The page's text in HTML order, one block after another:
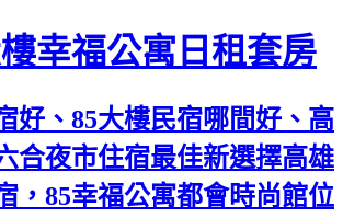
幸福公寓日租套房
好、85大樓民宿哪間好、高
合夜市住宿最佳新選擇高雄
，85幸福公寓都會時尚館位